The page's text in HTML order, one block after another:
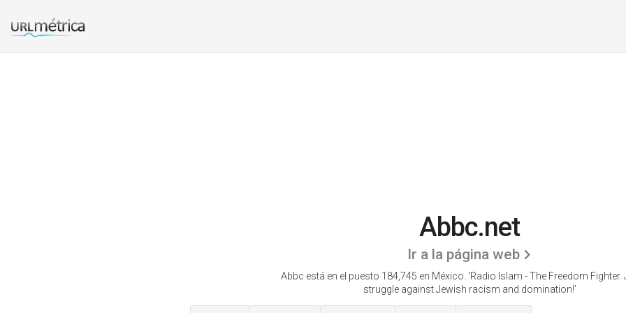
Abbc.net
Ir a la página web
Abbc está en el puesto 184,745 en México. 'Radio Islam - The Freedom Fighter.
struggle against Jewish racism and domination!'